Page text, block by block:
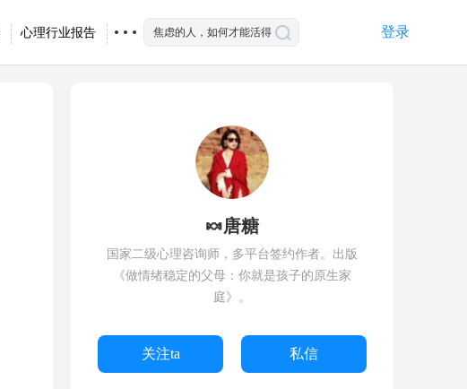
心理行业报告 登录
🍬唐糖
国家二级心理咨询师，多平台签约作者。出版
《做情绪稳定的父母：你就是孩子的原生家
庭》。
关注ta 私信